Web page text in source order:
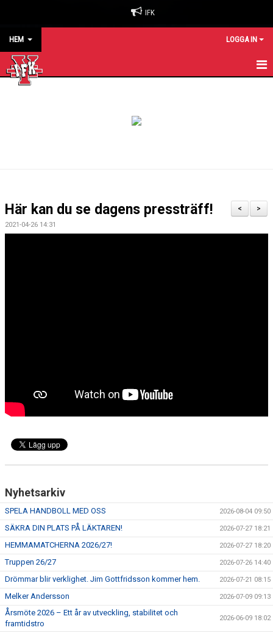
IFK
HEM LOGGA IN
KALENDER
>
<
Här kan du se dagens pressträff!
2021-04-26 14:31
Nyhetsarkiv
SPELA HANDBOLL MED OSS 2026-08-04 09:50
SÄKRA DIN PLATS PÅ LÄKTAREN! 2026-07-27 18:21
HEMMAMATCHERNA 2026/27! 2026-07-27 18:20
Truppen 26/27 2026-07-26 14:40
Drömmar blir verklighet. Jim Gottfridsson kommer hem. 2026-07-21 08:15
Melker Andersson 2026-07-09 09:13
Årsmöte 2026 – Ett år av utveckling, stabilitet och
framtidstro
2026-06-09 18:02